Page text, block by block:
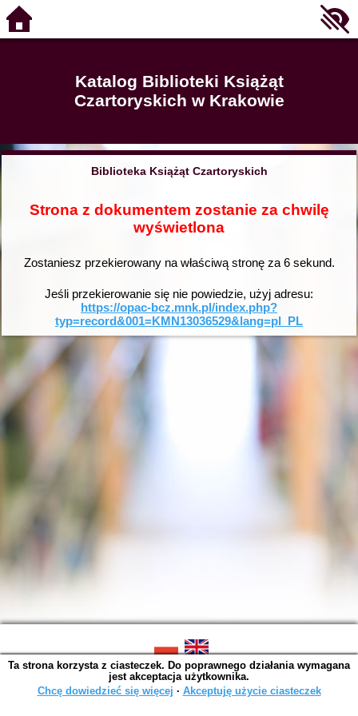
Katalog Biblioteki Książąt
Czartoryskich w Krakowie
Biblioteka Książąt Czartoryskich
Strona z dokumentem zostanie za chwilę
wyświetlona
Zostaniesz przekierowany na właściwą stronę za 6sekund.
Jeśli przekierowanie się nie powiedzie, użyj adresu:
https://opac-bcz.mnk.pl/index.php?
typ=record&001=KMN13036529&lang=pl_PL
SOWA OPAC v. 6.11.10 (2026-07-24)
Wygenerowano w 0,0014 s.
Ta strona korzysta z ciasteczek. Do poprawnego działania wymagana
jest akceptacja użytkownika.
Chcę dowiedzieć się więcej ∙ Akceptuję użycie ciasteczek